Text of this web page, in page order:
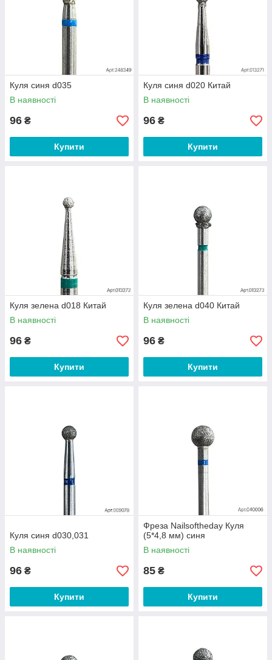
Куля синя d035
В наявності
96 ₴
Купити
Куля синя d020 Китай
В наявності
96 ₴
Купити
Куля зелена d018 Китай
В наявності
96 ₴
Купити
Куля зелена d040 Китай
В наявності
96 ₴
Купити
Куля синя d030,031
В наявності
96 ₴
Купити
Фреза Nailsoftheday Куля
(5*4,8 мм) синя
В наявності
85 ₴
Купити